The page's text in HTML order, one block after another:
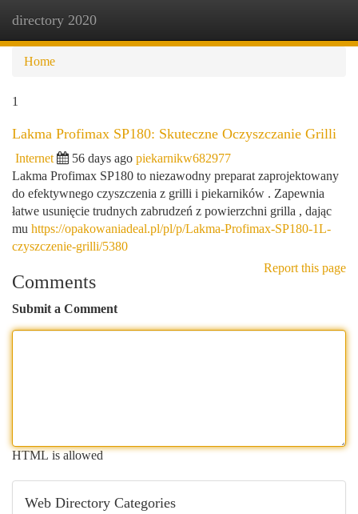
directory 2020
Home
1
Lakma Profimax SP180: Skuteczne Oczyszczanie Grilli
Internet 56 days ago piekarnikw682977
Lakma Profimax SP180 to niezawodny preparat zaprojektowany
do efektywnego czyszczenia z grilli i piekarników . Zapewnia
łatwe usunięcie trudnych zabrudzeń z powierzchni grilla , dając
mu https://opakowaniadeal.pl/pl/p/Lakma-Profimax-SP180-1L-
czyszczenie-grilli/5380
Report this page
Comments
Submit a Comment
HTML is allowed
Web Directory Categories